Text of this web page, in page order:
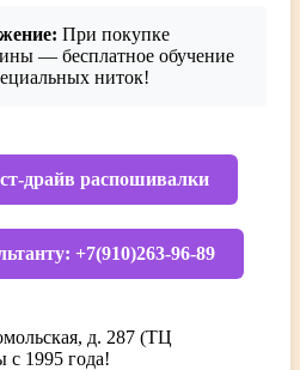
При покупке
— бесплатное обучение
ниток!
драйв распошивалки
+7(910)263-96-89
д. 287 (ТЦ
1995 года!